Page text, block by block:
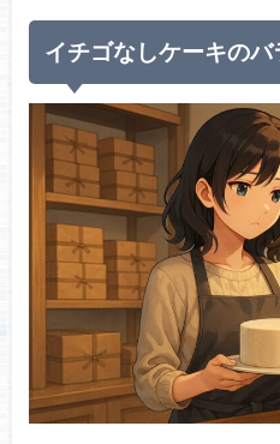
イチゴなしケーキのバ